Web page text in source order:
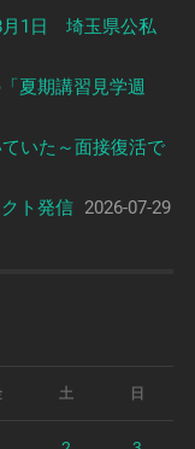
月1日 埼玉県公私
夏期講習見学週
いた～面接復活で
ト発信 2026-07-29
土 日